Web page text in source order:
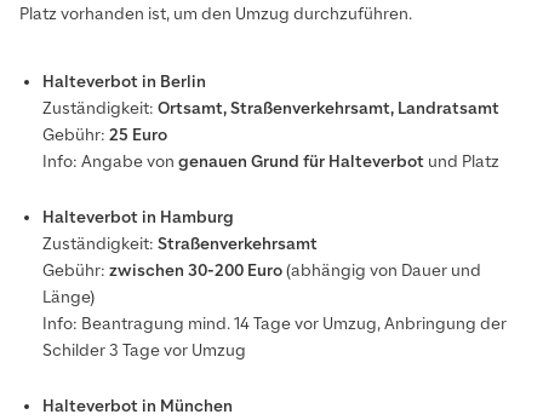
Platz vorhanden ist, um den Umzug durchzuführen.
Halteverbot in Berlin
Zuständigkeit: Ortsamt, Straßenverkehrsamt, Landratsamt
Gebühr: 25 Euro
Info: Angabe von genauen Grund für Halteverbotund Platz
Halteverbot in Hamburg
Zuständigkeit: Straßenverkehrsamt
Gebühr: zwischen 30-200 Euro(abhängig von Dauer und
Länge)
Info: Beantragung mind. 14 Tage vor Umzug, Anbringung der
Schilder 3 Tage vor Umzug
Halteverbot in München